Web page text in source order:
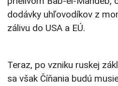
dodávky uhľovodíkov z
zálivu do USA a EÚ.
Teraz, po vzniku ruskej
sa však Číňania budú